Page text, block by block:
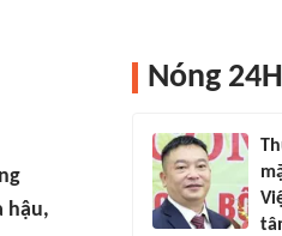
hậu,
Nóng 24H